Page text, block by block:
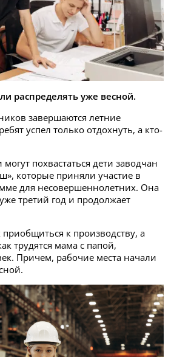
распределять уже весной.
завершаются летние
успел только отдохнуть, а кто-
похвастаться дети заводчан
которые приняли участие в
для несовершеннолетних. Она
третий год и продолжает
к производству, а
трудятся мама с папой,
Причем, рабочие места начали